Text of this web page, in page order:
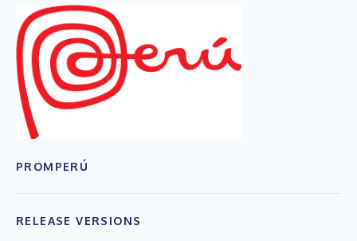
PROMPERÚ
RELEASE VERSIONS